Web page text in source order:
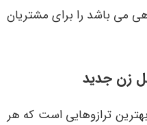
می‌ باشد را برای مشتریان
زن جدید
ترازوهایی است که هر